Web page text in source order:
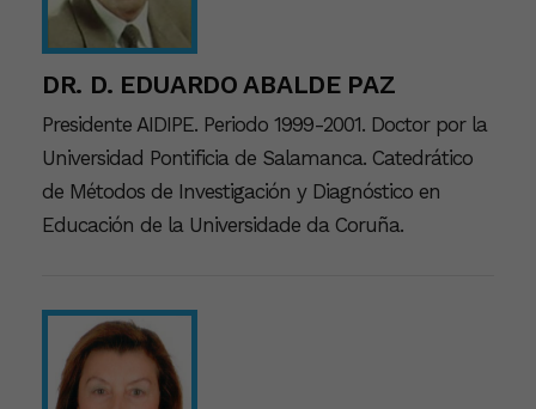
DR. D. EDUARDO ABALDE PAZ
Presidente AIDIPE. Periodo 1999-2001. Doctor por la
Universidad Pontificia de Salamanca. Catedrático
de Métodos de Investigación y Diagnóstico en
Educación de la Universidade da Coruña.